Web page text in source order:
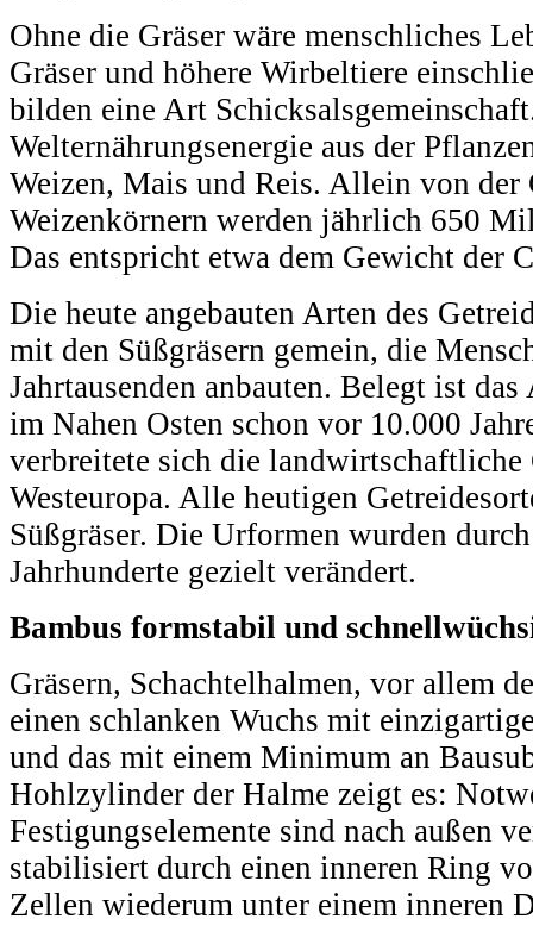
Ohne die Gräser wäre menschliches
Gräser und höhere Wirbeltiere
bilden eine Art
Welternährungsenergie aus der
Weizen, Mais und Reis. Allein von der
Weizenkörnern werden jährlich 650
Das entspricht etwa dem Gewicht der
Die heute angebauten Arten des
mit den Süßgräsern gemein, die
Jahrtausenden anbauten. Belegt ist
im Nahen Osten schon vor 10.000
verbreitete sich die
Westeuropa. Alle heutigen
Süßgräser. Die Urformen wurden
Jahrhunderte gezielt verändert.
Bambus formstabil und
Gräsern, Schachtelhalmen, vor allem
einen schlanken Wuchs mit
und das mit einem Minimum an
Hohlzylinder der Halme zeigt es:
Festigungselemente sind nach außen
stabilisiert durch einen inneren Ring
Zellen wiederum unter einem inneren